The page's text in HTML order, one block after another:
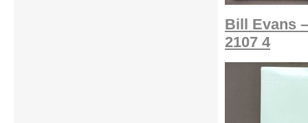
Bill Evans
2107 4